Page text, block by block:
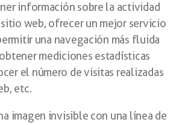
información sobre la actividad
web, ofrecer un mejor servicio
una navegación más fluida
mediciones estadísticas
el número de visitas realizadas
etc.
imagen invisible con una línea de